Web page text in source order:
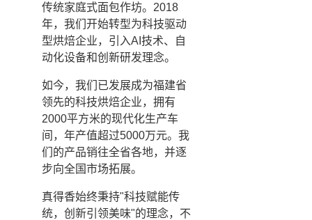
传统家庭式面包作坊。2018
年，我们开始转型为科技驱动
型烘焙企业，引入AI技术、自
动化设备和创新研发理念。
如今，我们已发展成为福建省
领先的科技烘焙企业，拥有
2000平方米的现代化生产车
间，年产值超过5000万元。我
们的产品销往全省各地，并逐
步向全国市场拓展。
真得香始终秉持"科技赋能传
统，创新引领美味"的理念，不